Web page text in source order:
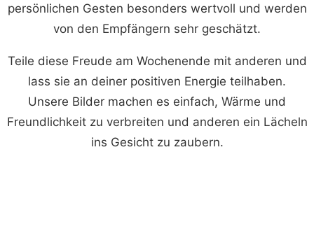
persönlichen Gesten besonders wertvoll und werden
von den Empfängern sehr geschätzt.
Teile diese Freude am Wochenende mit anderen und
lass sie an deiner positiven Energie teilhaben.
Unsere Bilder machen es einfach, Wärme und
Freundlichkeit zu verbreiten und anderen ein Lächeln
ins Gesicht zu zaubern.